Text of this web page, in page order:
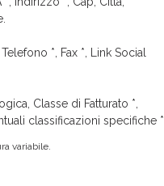
*, Fax *, Link Social
Classe di Fatturato *,
classificazioni specifiche *
variabile.